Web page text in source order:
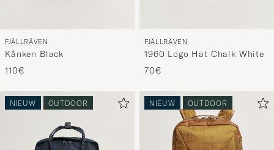
FJÄLLRÄVEN
Kånken Black
110€
FJÄLLRÄVEN
1960 Logo Hat Chalk White
70€
NIEUW OUTDOOR NIEUW OUTDOOR